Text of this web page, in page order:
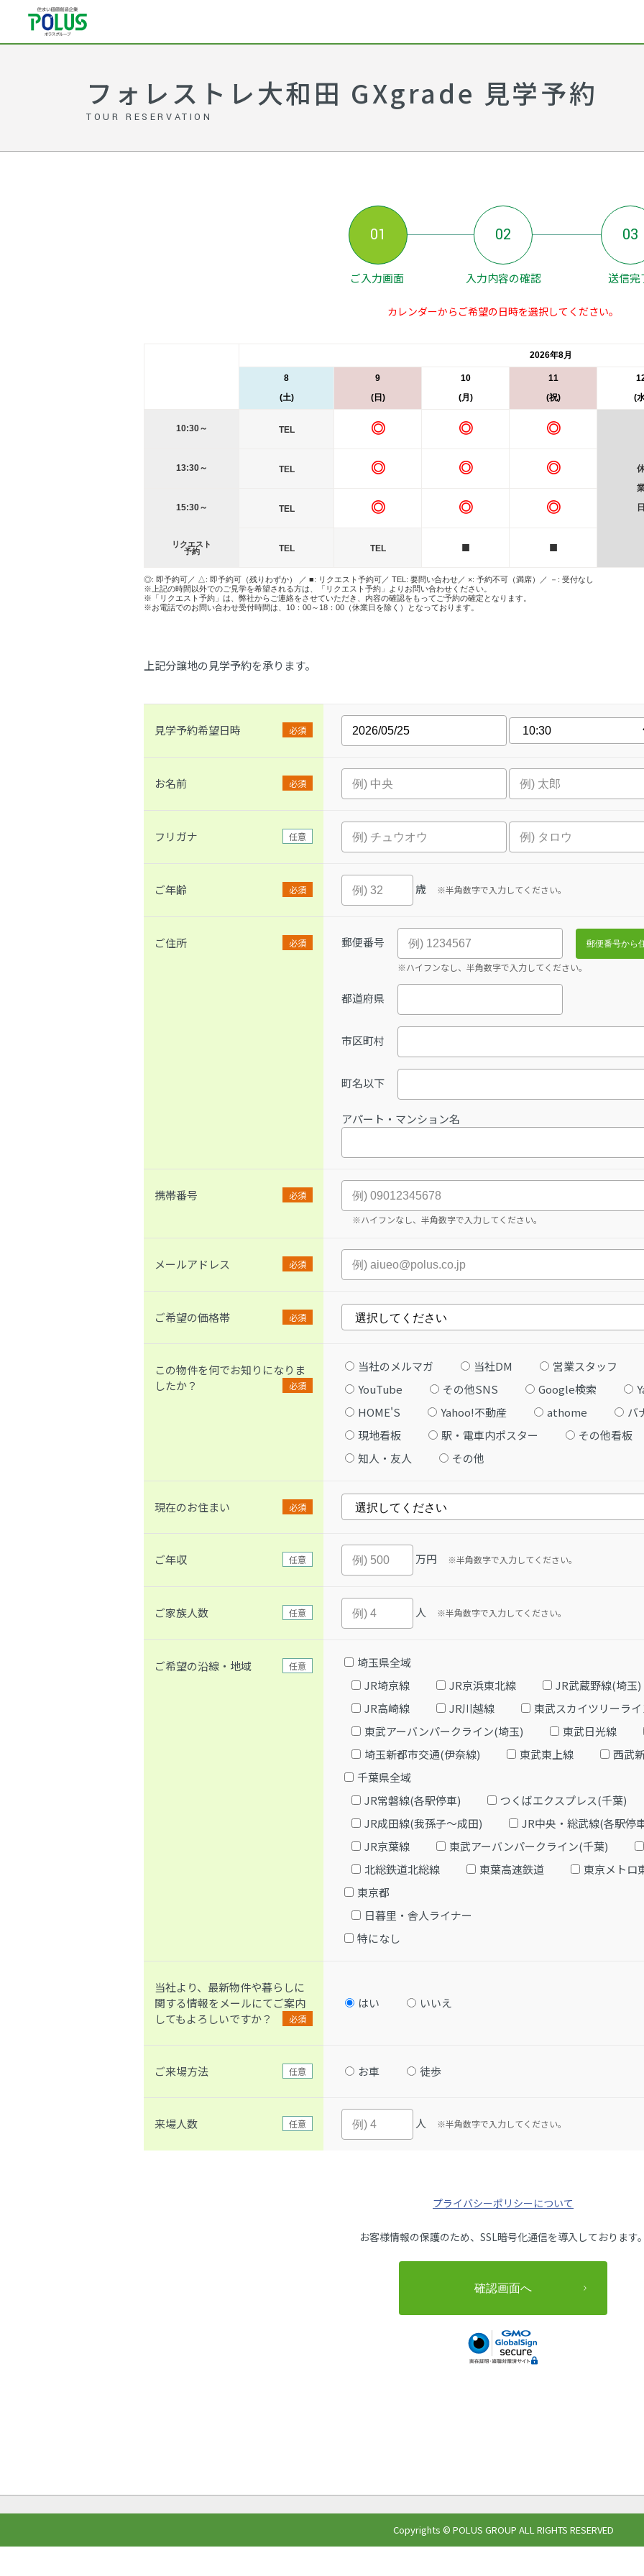
フォレストレ大和田 GXgrade 見学予約
TOUR RESERVATION
01
ご入力画面
02
入力内容の確認
03
送信完
カレンダーからご希望の日時を選択してください。
2026年8月
8
(土)
9
(日)
10
(月)
11
(祝)
(
10:30～ TEL ◎ ◎ ◎
13:30～ TEL ◎ ◎ ◎
15:30～ TEL ◎ ◎ ◎
リクエスト
予約
TEL TEL ■ ■
◎: 即予約可／ △: 即予約可（残りわずか） ／ ■: リクエスト予約可／ TEL: 要問い合わせ／ ×: 予約不可（満席）／ －: 受付なし
※上記の時間以外でのご見学を希望される方は、「リクエスト予約」よりお問い合わせください。
※「リクエスト予約」は、弊社からご連絡をさせていただき、内容の確認をもってご予約の確定となります。
※お電話でのお問い合わせ受付時間は、10：00～18：00（休業日を除く）となっております。
上記分譲地の見学予約を承ります。
見学予約希望日時 必須
お名前 必須
フリガナ 任意
ご年齢 必須 歳 ※半角数字で入力してください。
ご住所 必須 郵便番号
※ハイフンなし、半角数字で入力してください。
都道府県
市区町村
町名以下
アパート・マンション名
携帯番号
必須
※ハイフンなし、半角数字で入力してください。
メールアドレス 必須
ご希望の価格帯 必須
この物件を何でお知りになりま
したか？
必須
当社のメルマガ 当社DM
営業スタッフ
YouTube
その他SNS Google検索
HOME'S
Yahoo!不動産 athome
バ
現地看板
駅・電車内ポスター
その他看板
知人・友人
その他
現在のお住まい 必須
ご年収 任意 万円 ※半角数字で入力してください。
ご家族人数 任意 人 ※半角数字で入力してください。
ご希望の沿線・地域 任意
埼玉県全域
JR埼京線
JR京浜東北線
JR武蔵野線(埼玉)
JR高崎線
JR川越線
東武スカイツリーラ
東武アーバンパークライン(埼玉)
東武日光線
埼玉新都市交通(伊奈線)
東武東上線
西武
千葉県全域
JR常磐線(各駅停車)
つくばエクスプレス(千葉)
JR成田線(我孫子～成田)
JR中央・総武線(各駅停
JR京葉線
東武アーバンパークライン(千葉)
北総鉄道北総線
東葉高速鉄道
東京メトロ
東京都
日暮里・舎人ライナー
特になし
当社より、最新物件や暮らしに
関する情報をメールにてご案内
してもよろしいですか？
必須
はい いいえ
ご来場方法 任意 お車 徒歩
来場人数 任意 人 ※半角数字で入力してください。
プライバシーポリシーについて
お客様情報の保護のため、SSL暗号化通信を導入しております
Copyrights © POLUS GROUP ALL RIGHTS RESERVED